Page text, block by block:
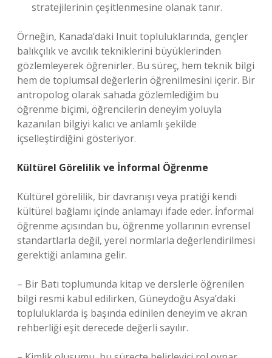
stratejilerinin çeşitlenmesine olanak tanır.
Örneğin, Kanada’daki Inuit topluluklarında, gençler
balıkçılık ve avcılık tekniklerini büyüklerinden
gözlemleyerek öğrenirler. Bu süreç, hem teknik bilgi
hem de toplumsal değerlerin öğrenilmesini içerir. Bir
antropolog olarak sahada gözlemlediğim bu
öğrenme biçimi, öğrencilerin deneyim yoluyla
kazanılan bilgiyi kalıcı ve anlamlı şekilde
içselleştirdiğini gösteriyor.
Kültürel Görelilik ve İnformal Öğrenme
Kültürel görelilik, bir davranışı veya pratiği kendi
kültürel bağlamı içinde anlamayı ifade eder. İnformal
öğrenme açısından bu, öğrenme yollarının evrensel
standartlarla değil, yerel normlarla değerlendirilmesi
gerektiği anlamına gelir.
– Bir Batı toplumunda kitap ve derslerle öğrenilen
bilgi resmi kabul edilirken, Güneydoğu Asya’daki
topluluklarda iş başında edinilen deneyim ve akran
rehberliği eşit derecede değerli sayılır.